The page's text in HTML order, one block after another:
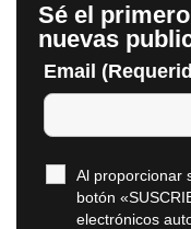
Sé el
nuevas
Email
Al proporcionar
botón
electrónicos